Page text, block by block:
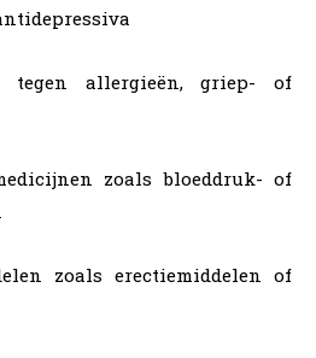
tegen allergieën, griep- of
zoals bloeddruk- of
zoals erectiemiddelen of